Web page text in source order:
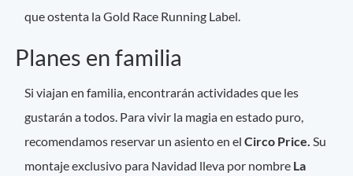
que ostenta la Gold Race Running Label.
Planes en familia
Si viajan en familia, encontrarán actividades que les
gustarán a todos. Para vivir la magia en estado puro,
recomendamos reservar un asiento en elCirco Price.Su
montaje exclusivo para Navidad lleva por nombre La